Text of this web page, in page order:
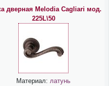
дверная Melodia Cagliari мод.
225L\50
Материал: латунь